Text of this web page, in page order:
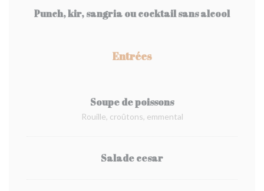
Punch, kir, sangria ou cocktail sans alcool
Entrées
Soupe de poissons
Rouille, croûtons, emmental
Salade cesar